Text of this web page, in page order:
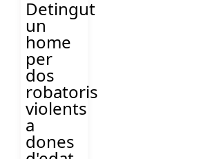
Detingut
un
home
per
dos
robatoris
violents
a
dones